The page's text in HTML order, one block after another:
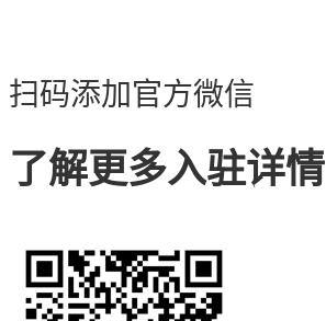
扫码添加官方微信
了解更多入驻详情